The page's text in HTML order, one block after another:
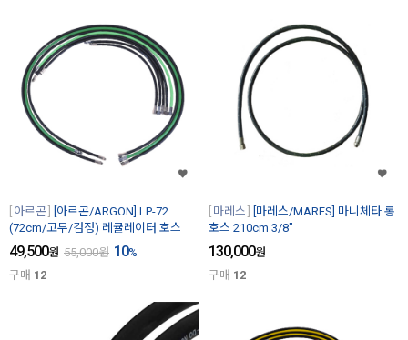
아르곤
[아르곤/ARGON] LP-72
(72cm/고무/검정) 레귤레이터 호스
49,500원 55,000원 10%
구매 12
마레스
[마레스/MARES] 마니체타 롱
호스 210cm 3/8"
130,000원
구매 12